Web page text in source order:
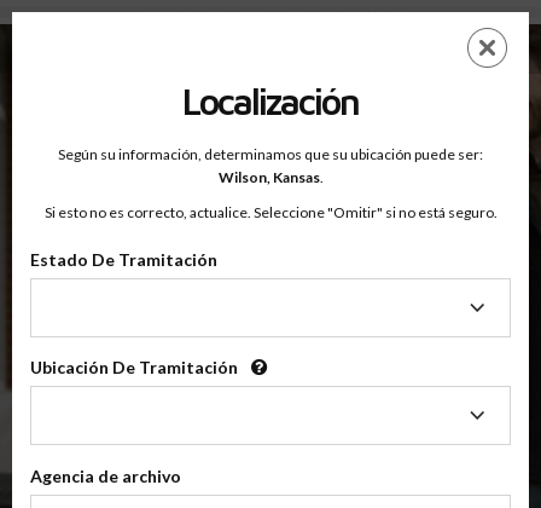
Condado De Wilson, Kansas — Clases Para Padres En Línea
principal
EN
OnlineParentingPrograms.com
Condado De Wilson (KS)
OnlineParentingPrograms.com
reconocida por el tribunal
$49.99 AÑADIR
Localización
Según su información, determinamos que su ubicación puede ser:
Wilson, Kansas.
Si esto no es correcto, actualice. Seleccione "Omitir" si no está seguro.
Estado De Tramitación
Tramitación
Ubicación De Tramitación
Tramitación
Agencia de archivo